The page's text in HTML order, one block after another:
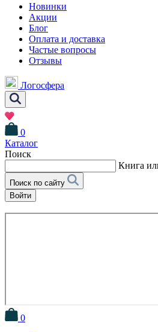
Новинки
Акции
Блог
Оплата и доставка
Частые вопросы
Отзывы
Логосфера
0
Каталог
Поиск
Книга
Поиск по сайту
Войти
0